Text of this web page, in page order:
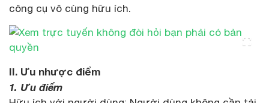
công cụ vô cùng hữu ích.
II. Ưu nhược điểm
1. Ưu điểm